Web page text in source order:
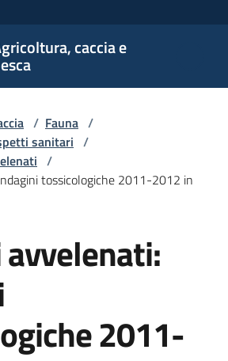
caccia e
/ Fauna /
sanitari /
/
tossicologiche 2011-2012 in
avvelenati:
2011-